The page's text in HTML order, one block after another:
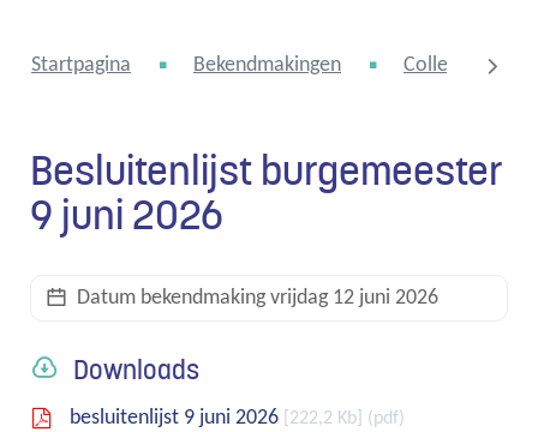
scroll
Startpagina Bekendmakingen College van
Besluitenlijst burgemeester
9 juni 2026
Datum bekendmakingvrijdag 12 juni 2026
Downloads
besluitenlijst 9 juni 2026 222,2 Kb pdf